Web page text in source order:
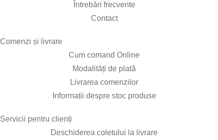
Întrebări frecvente
Contact
Comenzi și livrare​
Cum comand Online
Modalități de plată
Livrarea comenzilor
Informații despre stoc produse
Servicii pentru clienți​
Deschiderea coletului la livrare